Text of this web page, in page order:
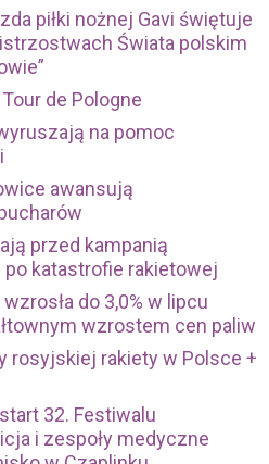
piłki nożnej Gavi świętuje
Świata polskim
de Pologne
na pomoc
awansują
przed kampanią
katastrofie rakietowej
do 3,0% w lipcu
wzrostem cen paliw
rosyjskiej rakiety w Polsce +
32. Festiwalu
i zespoły medyczne